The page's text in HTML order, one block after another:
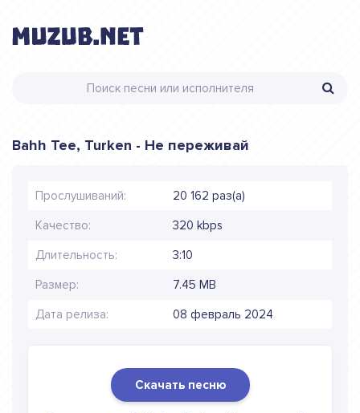
Bahh Tee, Turken - Не переживай
Прослушиваний: 20 162 раз(а)
Качество: 320 kbps
Длительность: 3:10
Размер: 7.45 MB
Дата релиза: 08 февраль 2024
Скачать песню